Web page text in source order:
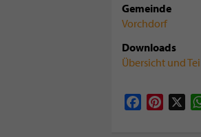
Gemeinde
Vorchdorf
Downloads
Übersicht und
Facebook